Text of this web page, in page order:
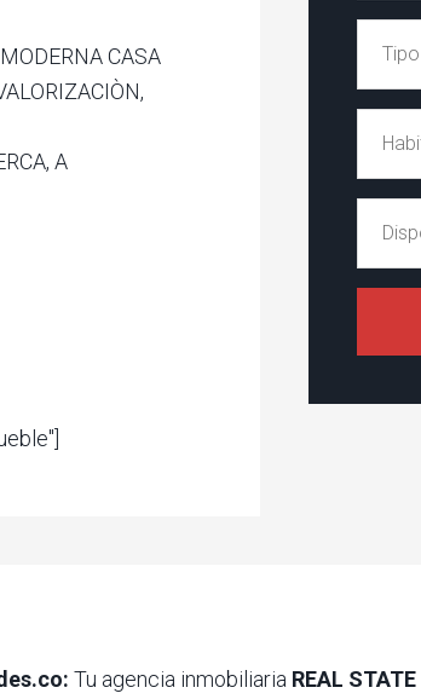
CASA
A
Tu agencia inmobiliaria REAL STATE